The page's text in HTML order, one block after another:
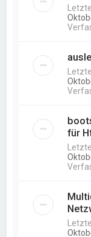
für